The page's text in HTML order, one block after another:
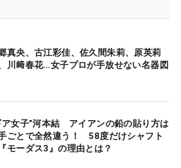
真央、古江彩佳、佐久間朱莉、原英莉
川﨑春花…女子プロが手放せない名器図
ア女子”河本結 アイアンの鉛の貼り方は
ごとで全然違う！ 58度だけシャフト
モーダス3』の理由とは？